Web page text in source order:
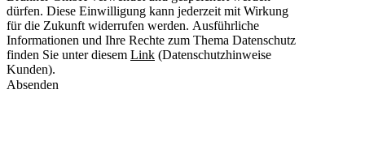
dürfen. Diese Einwilligung kann jederzeit mit Wirkung
für die Zukunft widerrufen werden. Ausführliche
Informationen und Ihre Rechte zum Thema Datenschutz
finden Sie unter diesem Link
Kunden).
Absenden